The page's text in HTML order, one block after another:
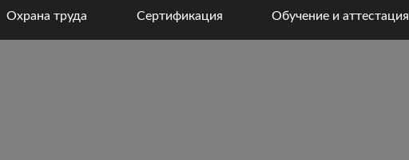
Охрана труда Сертификация Обучение и аттестация